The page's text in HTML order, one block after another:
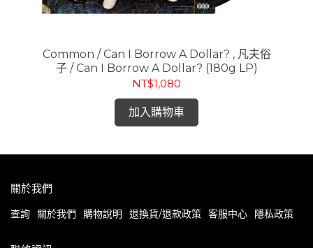
Common / Can I Borrow A Dollar? , 凡夫俗
子 / Can I Borrow A Dollar? (180g LP)
NT$1,080
加入購物車
關於我們
查詢 關於我們 購物說明 退換貨/退款政策 客服中心 隱私政策